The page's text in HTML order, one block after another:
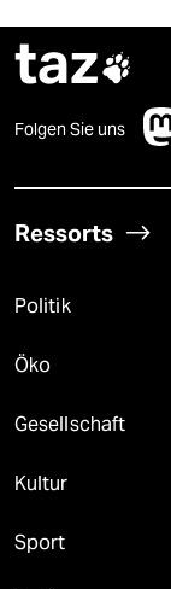
taz
Folgen Sie uns
Ressorts
Politik
Öko
Gesellschaft
Kultur
Sport